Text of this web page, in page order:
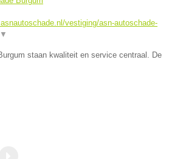
vestiging/asn-autoschade-
▼
staan kwaliteit en service centraal. De